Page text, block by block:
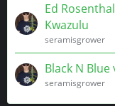
Ed
Kwazulu
seramisgrower
Black N Blue
seramisgrower